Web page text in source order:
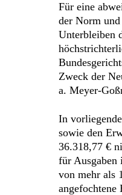
Für eine
der Norm
Unterbleiben
Zweck der
a. Meyer-
In
sowie den
36.318,77 €
für Ausgaben
von mehr als
angefochtene